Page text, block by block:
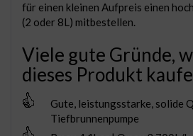
für einen kleinen Aufpreis einen
(2 oder 8L) mitbestellen.
Viele gute Gründe,
dieses Produkt
Gute, leistungsstarke, solide
Tiefbrunnenpumpe